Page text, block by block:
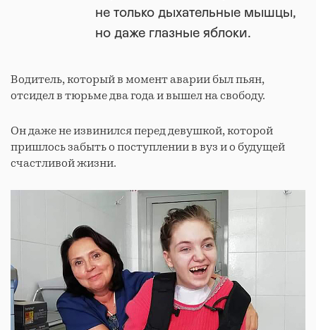
не только дыхательные мышцы,
но даже глазные яблоки.
Водитель, который в момент аварии был пьян,
отсидел в тюрьме два года и вышел на свободу.
Он даже не извинился перед девушкой, которой
пришлось забыть о поступлении в вуз и о будущей
счастливой жизни.